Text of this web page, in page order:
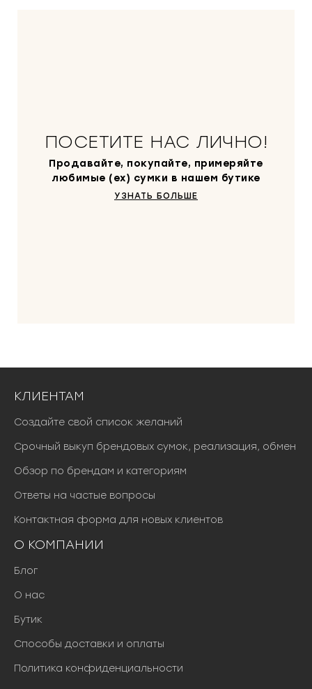
ПОСЕТИТЕ НАС ЛИЧНО!
Продавайте, покупайте, примеряйте
любимые (ex) сумки в нашем бутике
УЗНАТЬ БОЛЬШЕ
КЛИЕНТАМ
Создайте свой список желаний
Срочный выкуп брендовых сумок, реализация, обмен
Обзор по брендам и категориям
Ответы на частые вопросы
Контактная форма для новых клиентов
О КОМПАНИИ
Блог
О нас
Бутик
Способы доставки и оплаты
Политика конфиденциальности